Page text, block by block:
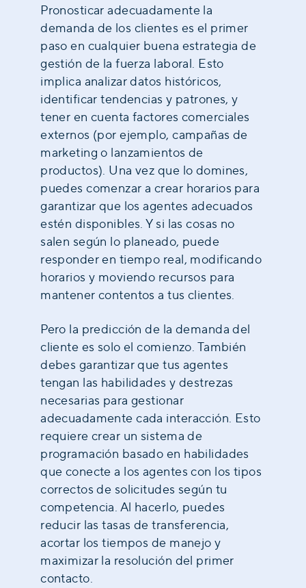
Pronosticar adecuadamente la
demanda de los clientes es el primer
paso en cualquier buena estrategia de
gestión de la fuerza laboral. Esto
implica analizar datos históricos,
identificar tendencias y patrones, y
tener en cuenta factores comerciales
externos (por ejemplo, campañas de
marketing o lanzamientos de
productos). Una vez que lo domines,
puedes comenzar a crear horarios para
garantizar que los agentes adecuados
estén disponibles. Y si las cosas no
salen según lo planeado, puede
responder en tiempo real, modificando
horarios y moviendo recursos para
mantener contentos a tus clientes.
Pero la predicción de la demanda del
cliente es solo el comienzo. También
debes garantizar que tus agentes
tengan las habilidades y destrezas
necesarias para gestionar
adecuadamente cada interacción. Esto
requiere crear un sistema de
programación basado en habilidades
que conecte a los agentes con los tipos
correctos de solicitudes según tu
competencia. Al hacerlo, puedes
reducir las tasas de transferencia,
acortar los tiempos de manejo y
maximizar la resolución del primer
contacto.